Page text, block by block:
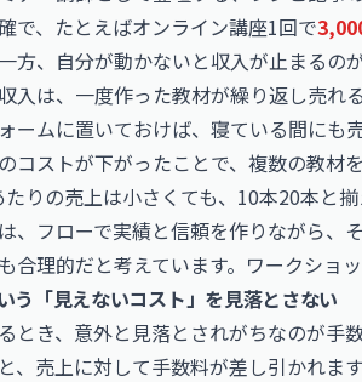
で、たとえばオンライン講座1回で
方、自分が動かないと収入が止まるのが
入は、一度作った教材が繰り返し売れ
ームに置いておけば、寝ている間にも
コストが下がったことで、複数の教材
たりの売上は小さくても、10本20本と
、フローで実績と信頼を作りながら、
合理的だと考えています。ワークショ
う「見えないコスト」を見落とさない
とき、意外と見落とされがちなのが手
、売上に対して手数料が差し引かれま